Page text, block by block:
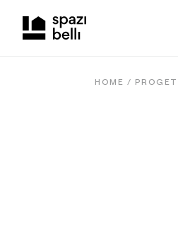
HOME /